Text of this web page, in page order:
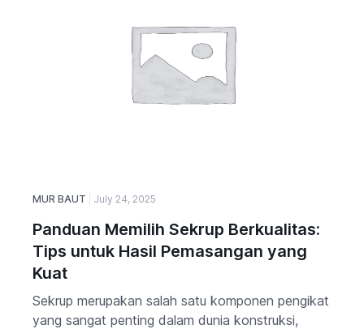
MUR BAUT July 24, 2025
Panduan Memilih Sekrup Berkualitas:
Tips untuk Hasil Pemasangan yang
Kuat
Sekrup merupakan salah satu komponen pengikat
yang sangat penting dalam dunia konstruksi,